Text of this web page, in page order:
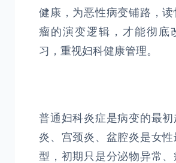
健康，为恶性病变铺路，
瘤的演变逻辑，才能彻底
习，重视妇科健康管理。
普通妇科炎症是病变的最
炎、宫颈炎、盆腔炎是女
型，初期只是分泌物异常